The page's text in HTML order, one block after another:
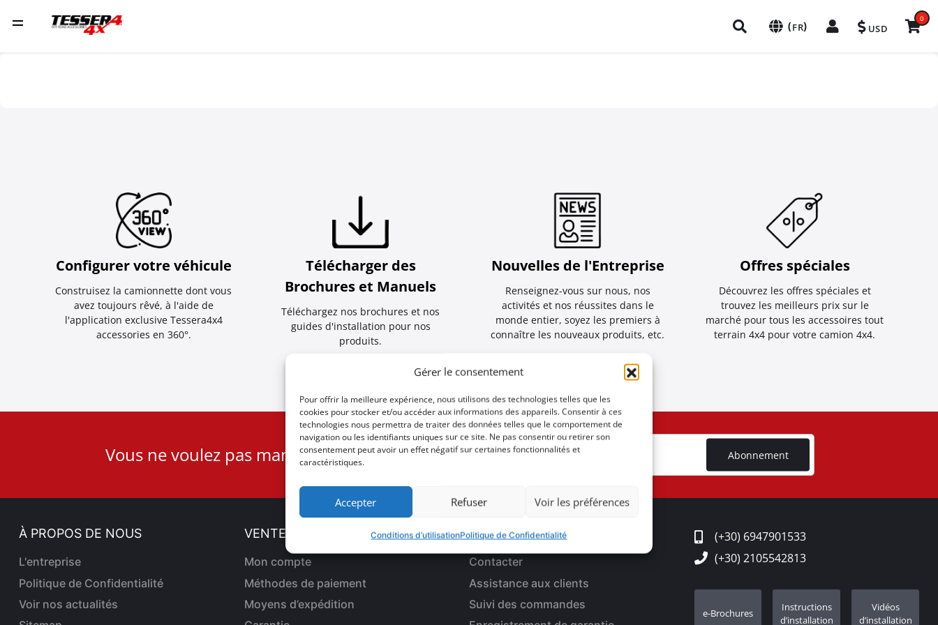
Gérer le consentement
Pour offrir la meilleure expérience, nous utilisons des technologies telles que les
cookies pour stocker et/ou accéder aux informations des appareils. Consentir à ces
technologies nous permettra de traiter des données telles que le comportement de
navigation ou les identifiants uniques sur ce site. Ne pas consentir ou retirer son
consentement peut avoir un effet négatif sur certaines fonctionnalités et
caractéristiques.
Accepter Refuser Voir les préférences
Conditions d’utilisationPolitique de Confidentialité
(FR) USD
0
Configurer votre véhicule
Construisez la camionnette dont vous
avez toujours rêvé, à l'aide de
l'application exclusive Tessera4x4
accessories en 360°.
Télécharger des
Brochures et Manuels
Téléchargez nos brochures et nos
guides d'installation pour nos
produits.
Nouvelles de l'Entreprise
Renseignez-vous sur nous, nos
activités et nos réussites dans le
monde entier, soyez les premiers à
connaître les nouveaux produits, etc.
Offres spéciales
Découvrez les offres spéciales et
trouvez les meilleurs prix sur le
marché pour tous les accessoires tout
terrain 4x4 pour votre camion 4x4.
Vous ne voulez pas manquer une occasion Abonnement
À PROPOS DE NOUS
L'entreprise
Politique de Confidentialité
Voir nos actualités
VENTES EN LIGNE
Mon compte
Méthodes de paiement
Moyens d’expédition
SERVICE À LA CLIENTÈLE
Contacter
Assistance aux clients
Suivi des commandes
(+30) 6947901533
(+30) 2105542813
e-Brochures
Instructions
d’installation
Vidéos
d’installation